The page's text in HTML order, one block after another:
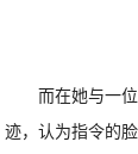
而在她与一
迹，认为指令的